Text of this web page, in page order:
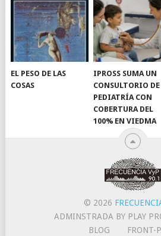
EL PESO DE LAS
COSAS
IPROSS SUMA UN
CONSULTORIO DE
PEDIATRÍA CON
COBERTURA DEL
100% EN VIEDMA
© 2026
ADMINSTRADA BY PLAY
BLOG
FRONT-